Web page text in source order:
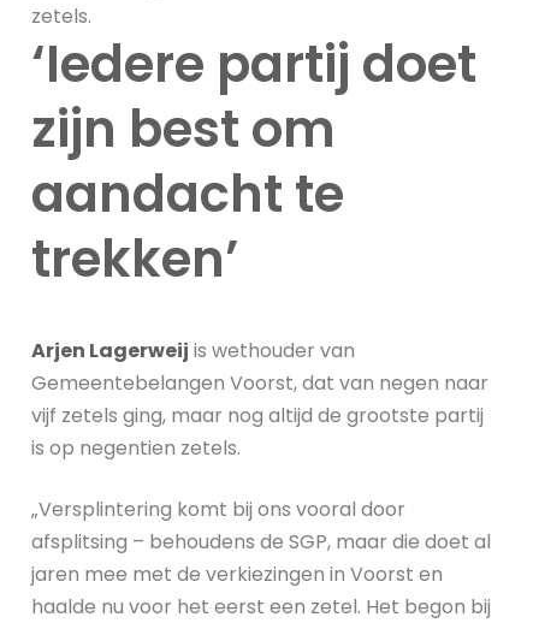
zetels.
‘Iedere partij doet
zijn best om
aandacht te
trekken’
Arjen Lagerweij is wethouder van
Gemeentebelangen Voorst, dat van negen naar
vijf zetels ging, maar nog altijd de grootste partij
is op negentien zetels.
„Versplintering komt bij ons vooral door
afsplitsing – behoudens de SGP, maar die doet al
jaren mee met de verkiezingen in Voorst en
haalde nu voor het eerst een zetel. Het begon bij